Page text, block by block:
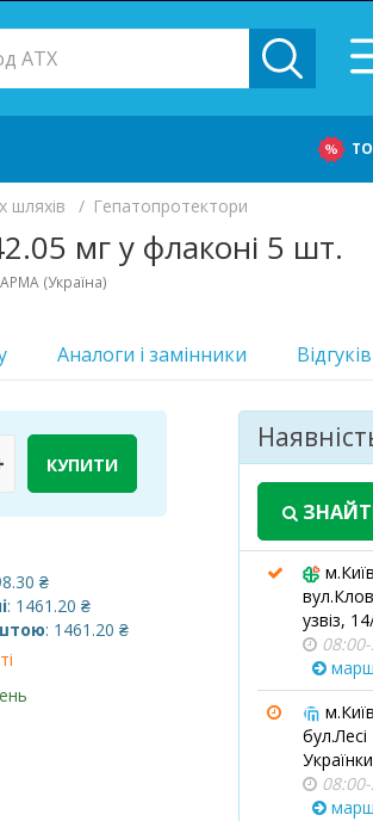
шляхів Гепатопротектори
мг у флаконі 5 шт.
(Україна)
Аналоги i замінники
КУПИТИ
₴
: 1461.20 ₴
: 1461.20 ₴
узвіз,
бул.Лесі